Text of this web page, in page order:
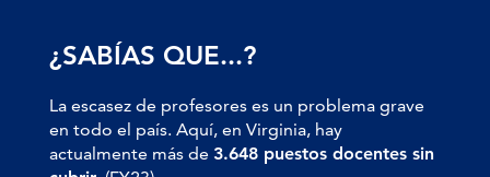
¿SABÍAS QUE...?
La escasez de profesores es un problema grave
en todo el país. Aquí, en Virginia, hay
actualmente más de 3.648 puestos docentes sin